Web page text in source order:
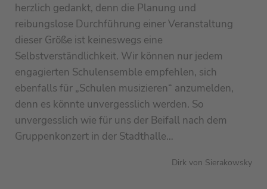
herzlich gedankt, denn die Planung und
reibungslose Durchführung einer Veranstaltung
dieser Größe ist keineswegs eine
Selbstverständlichkeit. Wir können nur jedem
engagierten Schulensemble empfehlen, sich
ebenfalls für „Schulen musizieren“ anzumelden,
denn es könnte unvergesslich werden. So
unvergesslich wie für uns der Beifall nach dem
Gruppenkonzert in der Stadthalle…
Dirk von Sierakowsky